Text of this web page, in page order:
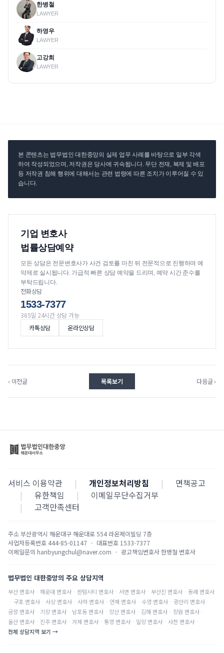
한병철
LAWYER
하영우
LAWYER
고강희
LAWYER
본 콘텐츠는 법무법인 대한중앙의 실제 업무 사례를 바탕으로 일부 각색
하여 작성되었으며, 저작권은 당사에 귀속됩니다. 무단 전재, 복제 및 배포
등 저작권 침해 행위에 대해서는 관련 법령에 따른 조치가 이루어질 수 있
습니다.
기업 변호사
법률상담예약
모든 상담은 전문변호사가 사건 검토를 마친 뒤 전문적으로 진행하며 예
약제로 실시됩니다. 가급적 빠른 상담 예약을 드리며, 예약 시간 준수를
부탁드립니다.
전화상담
1533-7377
365일 24시간 상담 가능
카톡상담
온라인상담
‹ 이전글 목록보기 다음글 ›
서비스 이용약관 | 개인정보처리방침 |
면책공고
|
유한책임 |
이메일무단수집거부
|
고객만족센터
주소부산광역시 해운대구 해운대로 554 라온제이빌딩 7층
사업자등록번호 444-85-01147 · 대표번호 1533-7377
이메일문의 hanbyungchul@naver.com · 광고책임변호사한병철 변호사
법무법인 대한중앙의 주요 상담지역
부산 변호사 · 해운대 변호사 · 센텀시티 변호사 · 서면 변호사 · 부산진 변호사 · 동래 변호사
· 구포 변호사 · 사상 변호사 · 사하 변호사 · 연제 변호사 · 수영 변호사 · 광안리 변호사 ·
금정 변호사 · 기장 변호사 · 남포동 변호사 · 양산 변호사 · 김해 변호사 · 창원 변호사 ·
울산 변호사 · 진주 변호사 · 거제 변호사 · 통영 변호사 · 밀양 변호사 · 사천 변호사 ·
전체 상담지역 보기 →